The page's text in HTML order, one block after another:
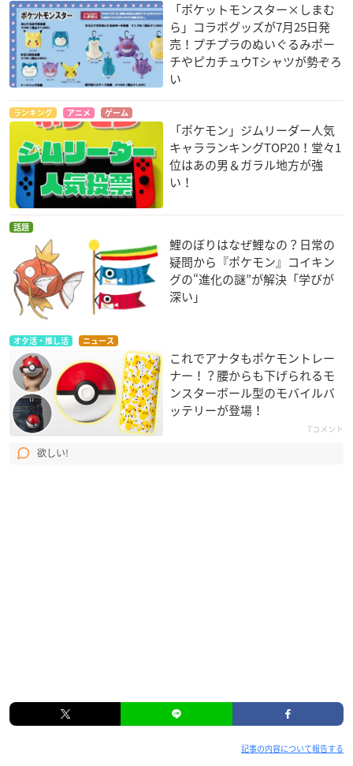
「ポケットモンスター×しまむ
ら」コラボグッズが7月25日発
売！プチプラのぬいぐるみポー
チやピカチュウTシャツが勢ぞろ
い
ランキング アニメ ゲーム
「ポケモン」ジムリーダー人気
キャラランキングTOP20！堂々1
位はあの男＆ガラル地方が強
い！
話題
鯉のぼりはなぜ鯉なの？日常の
疑問から『ポケモン』コイキン
グの“進化の謎”が解決「学びが
深い」
オタ活・推し活 ニュース
これでアナタもポケモントレー
ナー！？腰からも下げられるモ
ンスターボール型のモバイルバ
ッテリーが登場！
7コメント
欲しい!
記事の内容について報告する